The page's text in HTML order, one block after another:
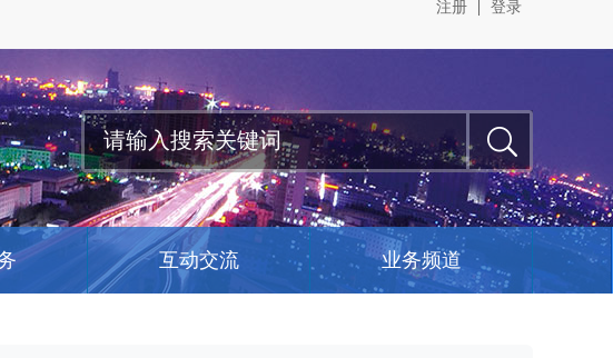
注册 登录
互动交流 业务频道